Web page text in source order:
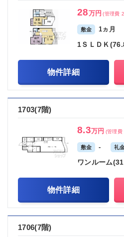
28万円 (管理費
敷金 1ヵ月
1ＳＬＤＫ
物件詳細
1703(7階)
8.3万円 (管理
敷金 - 礼
ワンルーム
物件詳細
1706(7階)